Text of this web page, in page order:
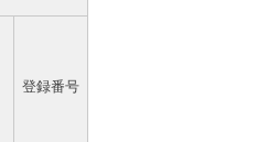
登録番号